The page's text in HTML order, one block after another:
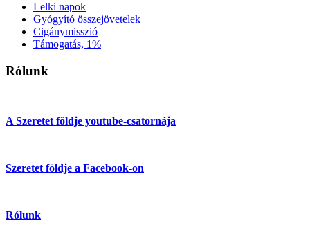
Lelki napok
Gyógyító összejövetelek
Cigánymisszió
Támogatás, 1%
Rólunk
A Szeretet földje youtube-csatornája
Szeretet földje a Facebook-on
Rólunk